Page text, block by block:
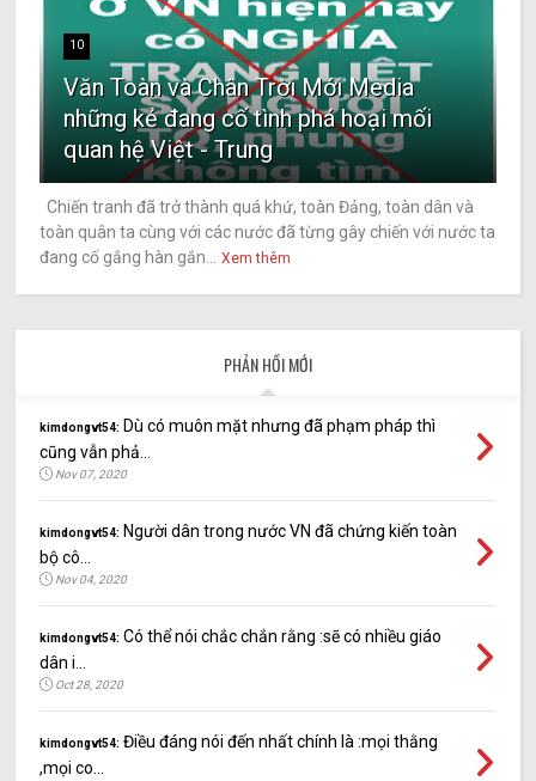
10
Văn Toàn và Chân Trời Mới Media
những kẻ đang cố tình phá hoại mối
quan hệ Việt - Trung
Chiến tranh đã trở thành quá khứ, toàn Đảng, toàn dân và
toàn quân ta cùng với các nước đã từng gây chiến với nước ta
đang cố gắng hàn gắn...
Xem thêm
PHẢN HỒI MỚI
kimdongvt54: Dù có muôn mặt nhưng đã phạm pháp thì
cũng vẫn phả...
Nov 07, 2020
kimdongvt54: Người dân trong nước VN đã chứng kiến toàn
bộ cô...
Nov 04, 2020
kimdongvt54: Có thể nói chắc chắn rằng :sẽ có nhiều giáo
dân i...
Oct 28, 2020
kimdongvt54: Điều đáng nói đến nhất chính là :mọi thằng
,mọi co...